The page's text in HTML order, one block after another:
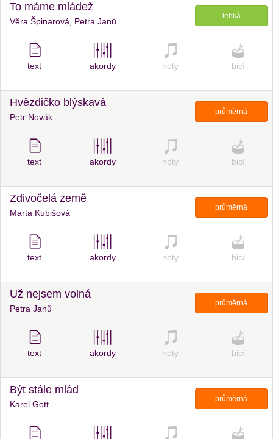
To máme mládež
Věra Špinarová, Petra Janů
lehká
text akordy noty bicí
Hvězdičko blýskavá
Petr Novák
průměrná
text akordy noty bicí
Zdivočelá země
Marta Kubišová
průměrná
text akordy noty bicí
Už nejsem volná
Petra Janů
průměrná
text akordy noty bicí
Být stále mlád
Karel Gott
průměrná